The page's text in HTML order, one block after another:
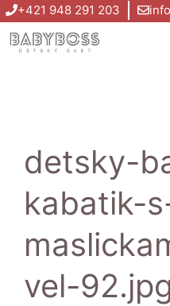
Preskočiť
na
obsah
+421 948 291 203
detsky-
kabatik-
vel-